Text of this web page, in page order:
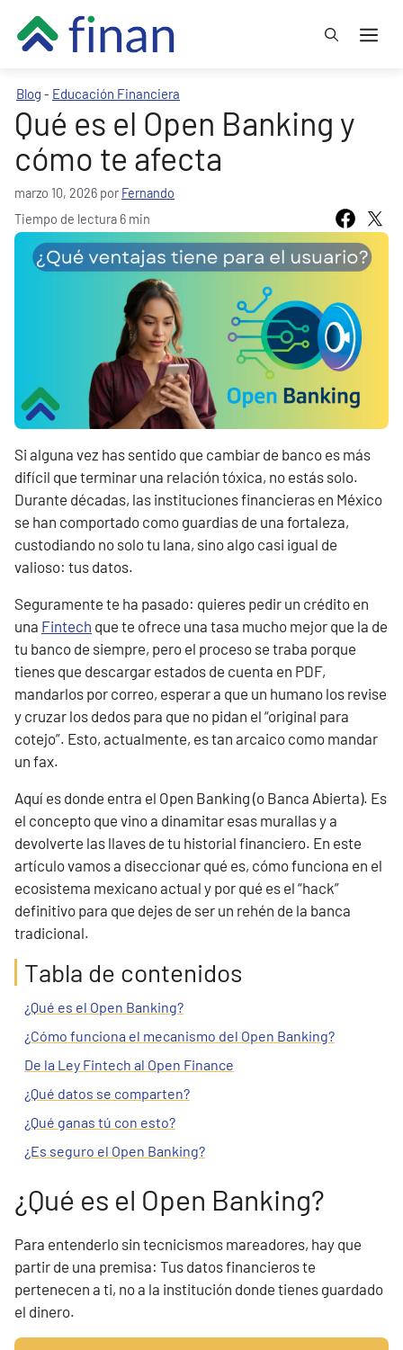
contenido
Blog - Educación Financiera
Qué es el Open Banking y
cómo te afecta
marzo 10, 2026 por Fernando
Tiempo de lectura 6 min
Si alguna vez has sentido que cambiar de banco es más
difícil que terminar una relación tóxica, no estás solo.
Durante décadas, las instituciones financieras en México
se han comportado como guardias de una fortaleza,
custodiando no solo tu lana, sino algo casi igual de
valioso: tus datos.
Seguramente te ha pasado: quieres pedir un crédito en
una Fintech que te ofrece una tasa mucho mejor que la de
tu banco de siempre, pero el proceso se traba porque
tienes que descargar estados de cuenta en PDF,
mandarlos por correo, esperar a que un humano los revise
y cruzar los dedos para que no pidan el “original para
cotejo”. Esto, actualmente, es tan arcaico como mandar
un fax.
Aquí es donde entra el Open Banking (o Banca Abierta). Es
el concepto que vino a dinamitar esas murallas y a
devolverte las llaves de tu historial financiero. En este
artículo vamos a diseccionar qué es, cómo funciona en el
ecosistema mexicano actual y por qué es el “hack”
definitivo para que dejes de ser un rehén de la banca
tradicional.
Tabla de contenidos
¿Qué es el Open Banking?
¿Cómo funciona el mecanismo del Open Banking?
De la Ley Fintech al Open Finance
¿Qué datos se comparten?
¿Qué ganas tú con esto?
¿Es seguro el Open Banking?
¿Qué es el Open Banking?
Para entenderlo sin tecnicismos mareadores, hay que
partir de una premisa: Tus datos financieros te
pertenecen a ti, no a la institución donde tienes guardado
el dinero.